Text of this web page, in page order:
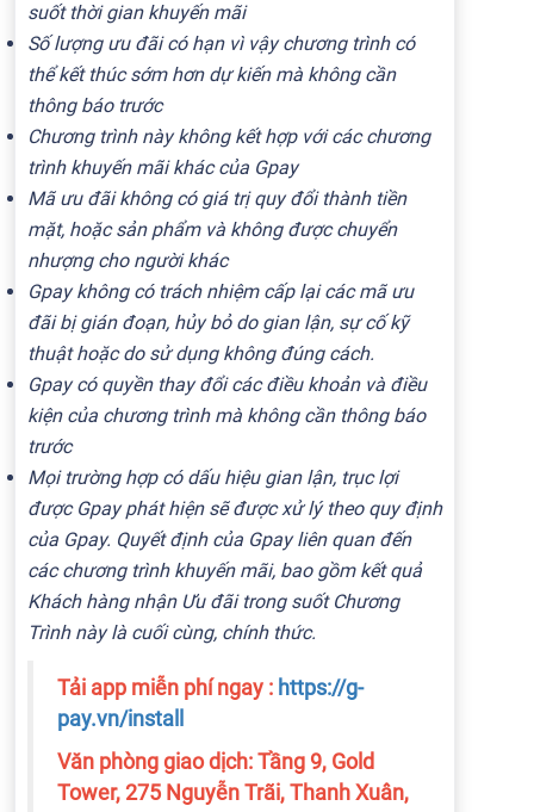
suốt thời gian khuyến mãi
Số lượng ưu đãi có hạn vì vậy chương trình có
thể kết thúc sớm hơn dự kiến mà không cần
thông báo trước
Chương trình này không kết hợp với các chương
trình khuyến mãi khác của Gpay
Mã ưu đãi không có giá trị quy đổi thành tiền
mặt, hoặc sản phẩm và không được chuyển
nhượng cho người khác
Gpay không có trách nhiệm cấp lại các mã ưu
đãi bị gián đoạn, hủy bỏ do gian lận, sự cố kỹ
thuật hoặc do sử dụng không đúng cách.
Gpay có quyền thay đổi các điều khoản và điều
kiện của chương trình mà không cần thông báo
trước
Mọi trường hợp có dấu hiệu gian lận, trục lợi
được Gpay phát hiện sẽ được xử lý theo quy định
của Gpay. Quyết định của Gpay liên quan đến
các chương trình khuyến mãi, bao gồm kết quả
Khách hàng nhận Ưu đãi trong suốt Chương
Trình này là cuối cùng, chính thức.
Tải app miễn phí ngay : https://g-
pay.vn/install
Văn phòng giao dịch: Tầng 9, Gold
Tower, 275 Nguyễn Trãi, Thanh Xuân,